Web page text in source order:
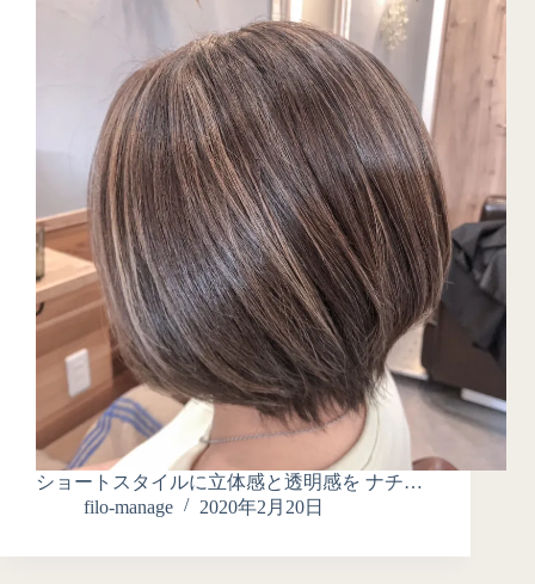
ショートスタイルに立体感と透明感を ナチ…
filo-manage
2020年2月20日